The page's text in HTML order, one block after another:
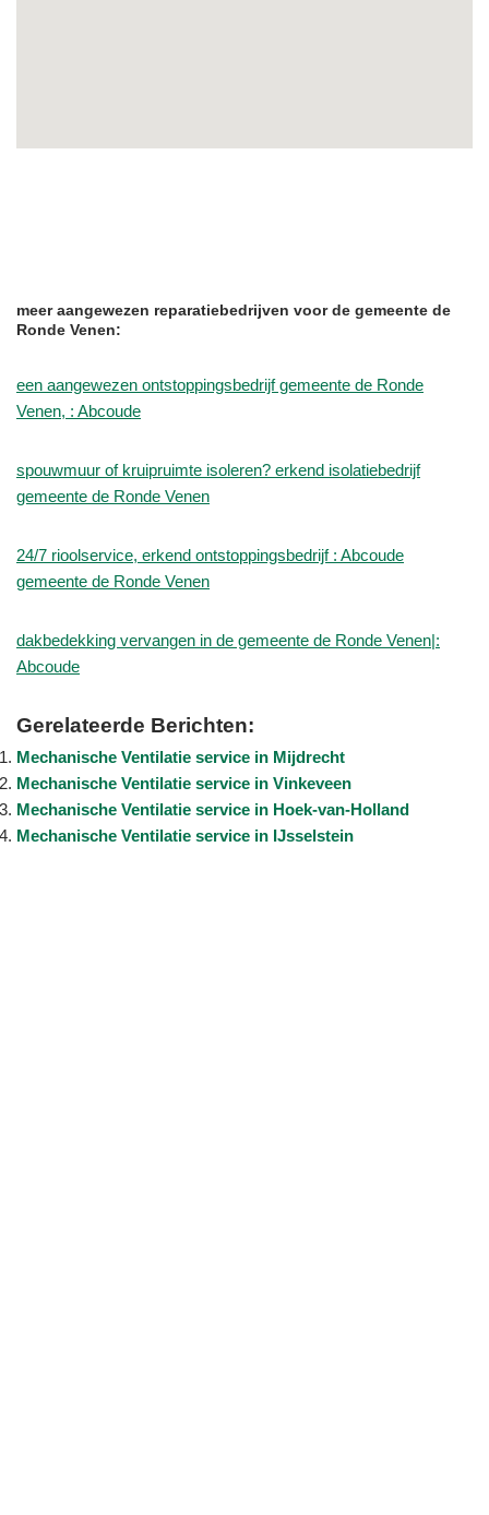
meer aangewezen reparatiebedrijven voor de gemeente de
Ronde Venen:
een aangewezen ontstoppingsbedrijf gemeente de Ronde
Venen, : Abcoude
spouwmuur of kruipruimte isoleren? erkend isolatiebedrijf
gemeente de Ronde Venen
24/7 rioolservice, erkend ontstoppingsbedrijf : Abcoude
gemeente de Ronde Venen
dakbedekking vervangen in de gemeente de Ronde Venen|:
Abcoude
Gerelateerde Berichten:
Mechanische Ventilatie service in Mijdrecht
Mechanische Ventilatie service in Vinkeveen
Mechanische Ventilatie service in Hoek-van-Holland
Mechanische Ventilatie service in IJsselstein